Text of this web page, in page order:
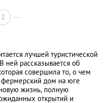
2
лучшей туристической
ней рассказывается об
совершила то, о чем
фермерский дом на юге
жизнь, полную
открытий и